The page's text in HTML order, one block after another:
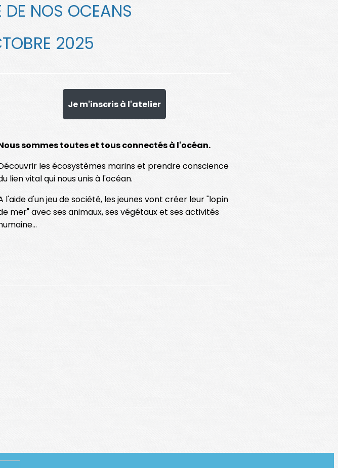
DE NOS OCEANS
2025
Je m'inscris à l'atelier
sommes toutes et tous connectés à l'océan.
les écosystèmes marins et prendre conscience
lien vital qui nous unis à l'océan.
l'aide d'un jeu de société, les jeunes vont créer leur "lopin
mer" avec ses animaux, ses végétaux et ses activités